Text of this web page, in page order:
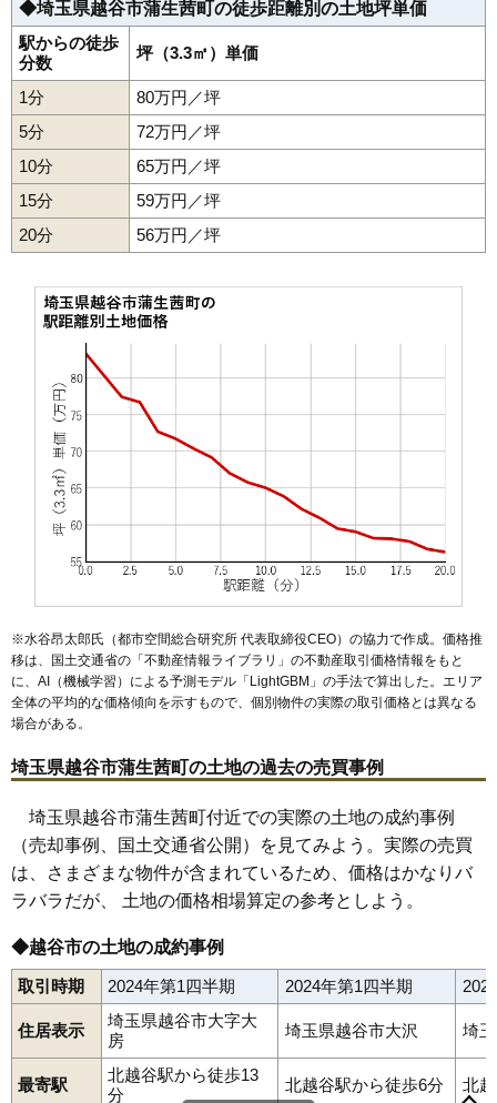
42 三野宮 43万円 2,750万円
43 上間久里 40万円
44 大道 39万円 2,538万円 26.0%
45 大間野町 33万円 2,094万円 21.1%
46 南荻島 30万円 1,334万円 19.0%
47 東町 29万円 1,978万円 19.9%
48
49 谷中町
51 恩間新田
大成町 1,826万円
中島
17万円
3,298万円
大吉 16万円 1,099万円 11.3%
61 向畑 15万円 1,134万円 10.8%
62 小曽川 14万円 1,716万円 23.0%
63 長島 14万円 1,341万円 10.4%
64
65 増林 11万円 1,060万円
67 船渡 10万円 907万円 3.6%
68 増森 8.7万円 1,078万円 2.5%
西新井
◆埼玉県越谷市蒲生茜町の徒歩距離別の土地坪単価
駅からの徒歩
分数
坪（3.3㎡）単価
1分
80万円／坪
5分
72万円／坪
10分
65万円／坪
15分
59万円／坪
20分
56万円／坪
※水谷昂太郎氏（都市空間総合研究所 代表取締役CEO）の協力で作成。価格推
移は、国土交通省の「不動産情報ライブラリ 」の不動産取引価格情報をもと
に、AI（機械学習）による予測モデル「LightGBM」の手法で算出した。エリア
全体の平均的な価格傾向を示すもので、個別物件の実際の取引価格とは異なる
場合がある。
埼玉県越谷市蒲生茜町の土地の過去の売買事例
埼玉県越谷市蒲生茜町付近での実際の土地の成約事例
（売却事例、国土交通省公開）を見てみよう。実際の売買
は、さまざまな物件が含まれているため、価格はかなりバ
ラバラだが、 土地の価格相場算定の参考としよう。
◆越谷市の土地の成約事例
取引時期 2024年第1四半期 2024年第1四半期
住居表示
埼玉県越谷市大字大
房
埼玉県越谷市大沢 埼
最寄駅
北越谷駅から徒歩13
分
北越谷駅から徒歩6分 北
赤山町赤山本町東町伊原大里大沢大杉大竹大泊大林大房
大間野町
大道大吉小曽川恩間恩間新田上間久里
蒲生
蒲生茜町
蒲生旭町 蒲生寿町蒲生西町 蒲生東町